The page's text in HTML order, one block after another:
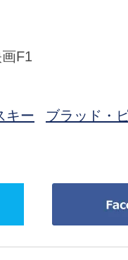
F1
キー ブラッド・